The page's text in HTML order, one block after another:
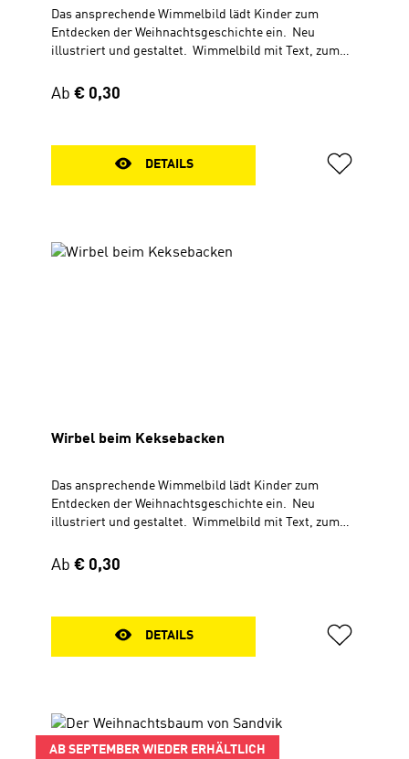
Das ansprechende Wimmelbild lädt Kinder zum
Entdecken der Weihnachtsgeschichte ein. Neu
illustriert und gestaltet. Wimmelbild mit Text, zum
Regulärer Preis:
Ab € 0,30
DETAILS
Wirbel beim Keksebacken
Das ansprechende Wimmelbild lädt Kinder zum
Entdecken der Weihnachtsgeschichte ein. Neu
illustriert und gestaltet. Wimmelbild mit Text, zum
Regulärer Preis:
Ab € 0,30
DETAILS
AB SEPTEMBER WIEDER ERHÄLTLICH